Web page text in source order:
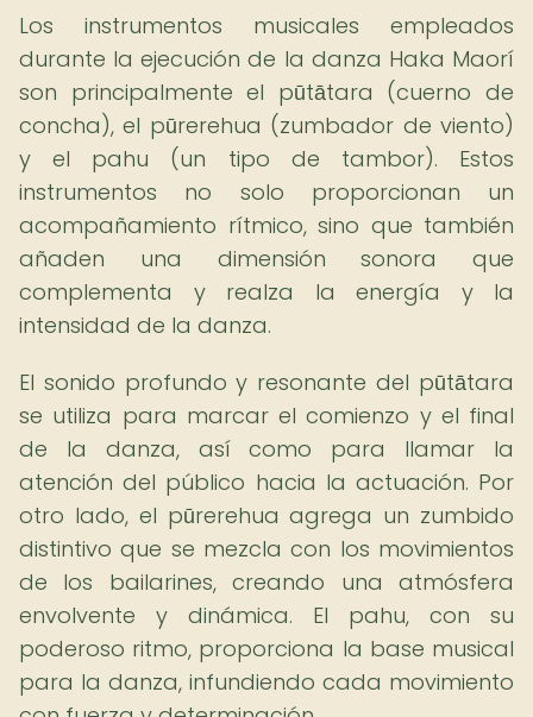
Los instrumentos musicales empleados
durante la ejecución de la danza Haka Maorí
son principalmente el pūtātara (cuerno de
concha), el pūrerehua (zumbador de viento)
y el pahu (un tipo de tambor). Estos
instrumentos no solo proporcionan un
acompañamiento rítmico, sino que también
añaden una dimensión sonora que
complementa y realza la energía y la
intensidad de la danza.
El sonido profundo y resonante del pūtātara
se utiliza para marcar el comienzo y el final
de la danza, así como para llamar la
atención del público hacia la actuación. Por
otro lado, el pūrerehua agrega un zumbido
distintivo que se mezcla con los movimientos
de los bailarines, creando una atmósfera
envolvente y dinámica. El pahu, con su
poderoso ritmo, proporciona la base musical
para la danza, infundiendo cada movimiento